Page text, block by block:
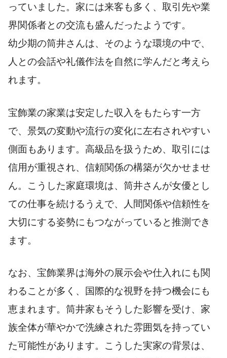
っていました。家には来客も多く、取引先や業
界関係者との交流も盛んだったようです。
幼少期の筒井さんは、そのような環境の中で、
人との会話や礼儀作法を自然に学んだと考えら
れます。
宝飾業の家業は安定した収入をもたらす一方
で、景気の変動や流行の変化に左右されやすい
側面もあります。高級品を扱うため、取引には
信用が重視され、信頼関係の構築が欠かせませ
ん。こうした家庭環境は、筒井さんが女優とし
ての仕事を続けるうえで、人間関係や信頼性を
大切にする姿勢にもつながっていると推測でき
ます。
なお、宝飾業界は海外の展示会や仕入れにも関
わることが多く、国際的な視野を持つ機会にも
恵まれます。筒井家もそうした影響を受け、家
族全体が華やかで洗練された雰囲気を持ってい
た可能性があります。こうした実家の背景は、